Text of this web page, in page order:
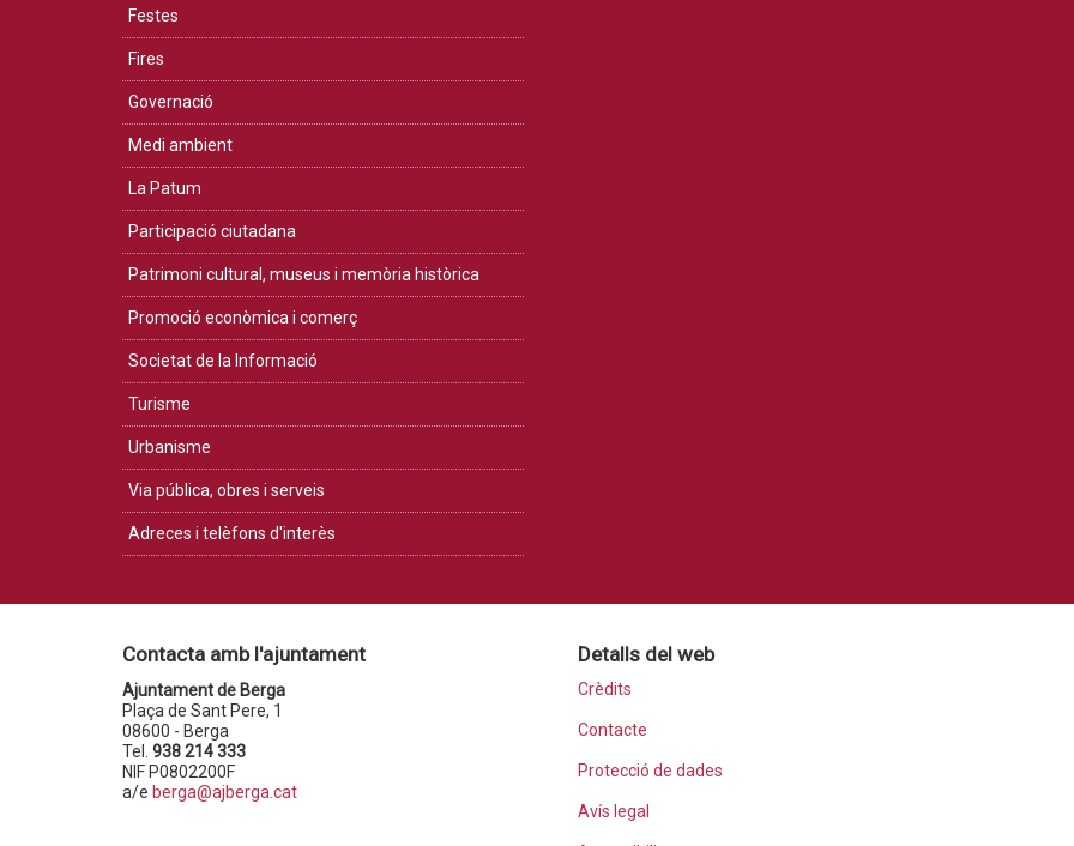
Festes
Fires
Governació
Medi ambient
La Patum
Participació ciutadana
Patrimoni cultural, museus i memòria històrica
Promoció econòmica i comerç
Societat de la Informació
Turisme
Urbanisme
Via pública, obres i serveis
Adreces i telèfons d'interès
Contacta amb l'ajuntament
Ajuntament de Berga
Plaça de Sant Pere, 1
08600 - Berga
Tel. 938 214 333
NIF P0802200F
a/e berga@ajberga.cat
Detalls del web
Crèdits
Contacte
Protecció de dades
Avís legal